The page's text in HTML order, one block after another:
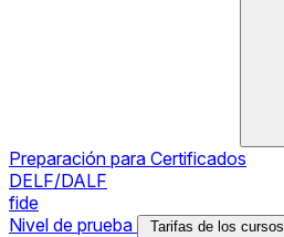
Preparación para Certificados
DELF/DALF
fide
Nivel de prueba
Tarifas de los cursos